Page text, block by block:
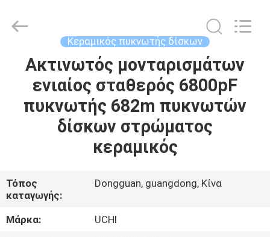
ΣΠΊΤΙ
ΠΡΟΪΌΝΤΑ
ΠΕΡΊΠΟΥ
ΕΜΕΊΣ
Electronics
Co.,Ltd.
Κεραμικός πυκνωτής δίσκων
Ακτινωτός μονταρισμάτων
ενιαίος σταθερός 6800pF
πυκνωτής 682m πυκνωτών
δίσκων στρώματος
κεραμικός
Τόπος
καταγωγής:
Dongguan, guangdong, Κίνα
Μάρκα:
UCHI